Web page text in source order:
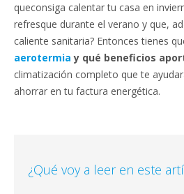
queconsiga calentar tu casa en
refresque durante el verano y que,
caliente sanitaria? Entonces tienes
aerotermia y qué beneficios
climatización completo que te
ahorrar en tu factura energética.
¿Qué voy a leer en este